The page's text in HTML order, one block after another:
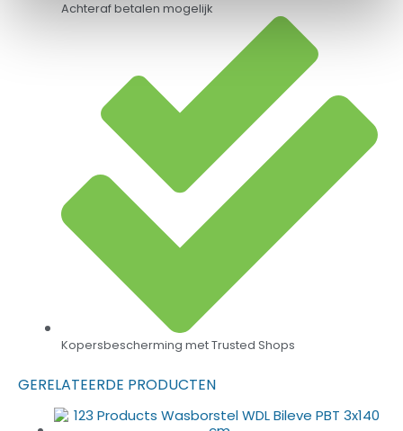
Achteraf betalen mogelijk
Kopersbescherming met Trusted Shops
GERELATEERDE PRODUCTEN